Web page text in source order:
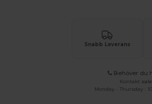
Snabb Leverans
Behöver du
Kontakt
Monday - Thursday :